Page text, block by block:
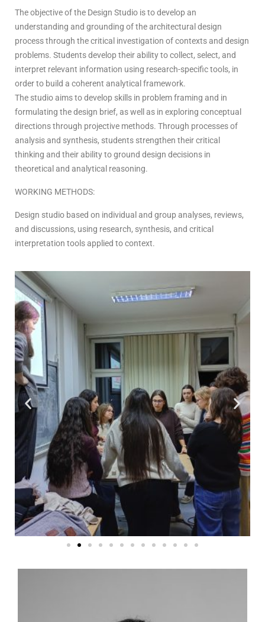
The objective of the Design Studio is to develop an
understanding and grounding of the architectural design
process through the critical investigation of contexts and design
problems. Students develop their ability to collect, select, and
interpret relevant information using research-specific tools, in
order to build a coherent analytical framework.
The studio aims to develop skills in problem framing and in
formulating the design brief, as well as in exploring conceptual
directions through projective methods. Through processes of
analysis and synthesis, students strengthen their critical
thinking and their ability to ground design decisions in
theoretical and analytical reasoning.
WORKING METHODS:
Design studio based on individual and group analyses, reviews,
and discussions, using research, synthesis, and critical
interpretation tools applied to context.